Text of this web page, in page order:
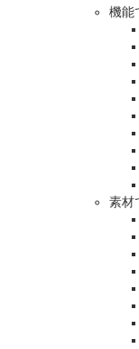
機能
素材